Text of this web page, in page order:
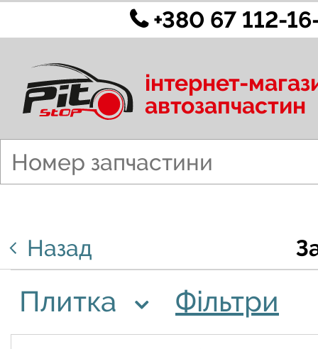
+380 67 112-
інтернет-
автозапчастин
Назад
Плитка Фільтри